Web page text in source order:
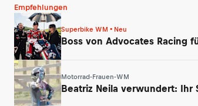
Empfehlungen
Superbike WM • Neu
Boss von Advocates Racing
Motorrad-Frauen-WM
Beatriz Neila verwundert: Ihr